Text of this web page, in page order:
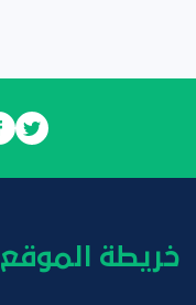
خريطة الموقع